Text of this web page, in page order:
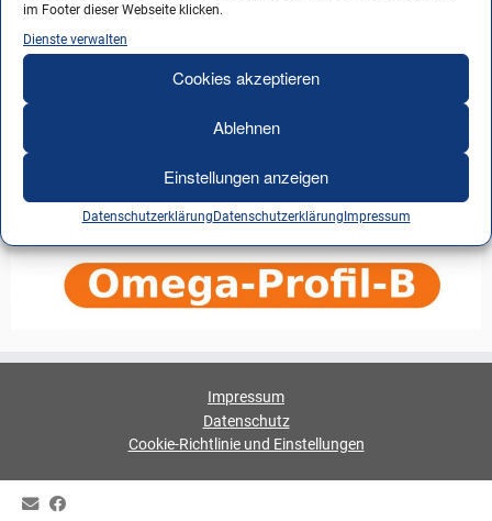
im Footer dieser Webseite klicken.
Dienste verwalten
Cookies akzeptieren
Ablehnen
Einstellungen anzeigen
DatenschutzerklärungDatenschutzerklärungImpressum
Impressum
Datenschutz
Cookie-Richtlinie und Einstellungen